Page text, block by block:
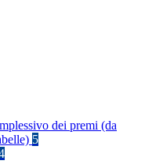
dei premi (da
5